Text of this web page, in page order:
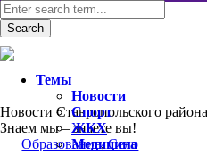
Новости Ставропольского
Знаем мы – знаете вы!
Образование,Село
Темы
Новости
Спорт
ЖКХ
Медицина